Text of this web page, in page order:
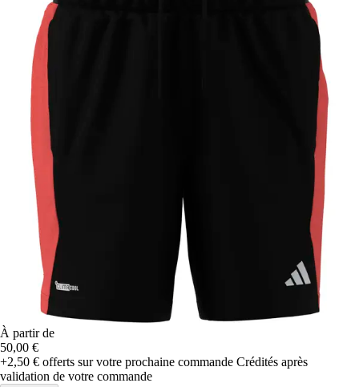
À partir de
50,00 €
+2,50 € offerts sur votre prochaine commande Crédités après
validation de votre commande